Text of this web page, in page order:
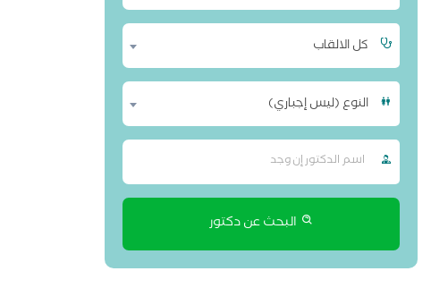
كل الالقاب
النوع (ليس إجباري)
البحث عن دكتور